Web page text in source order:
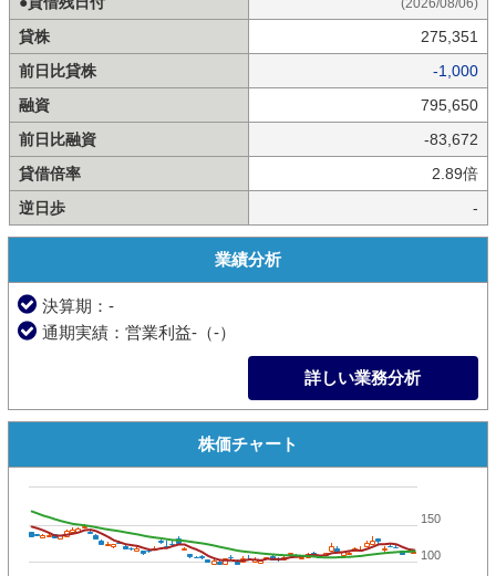
(2026/08/06)
貸株
275,351
前日比貸株
-1,000
融資
795,650
前日比融資
-83,672
貸借倍率
2.89倍
逆日歩
-
業績分析
決算期：-
通期実績：営業利益-（-）
詳しい業務分析
株価チャート
100
150